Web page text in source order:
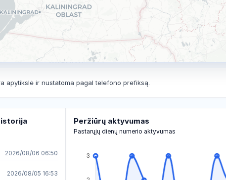
apytikslė ir nustatoma pagal telefono prefiksą.
2026/08/06 06:50
2026/08/05 16:53
Peržiūrų aktyvumas
Pastarųjų dienų numerio aktyvumas